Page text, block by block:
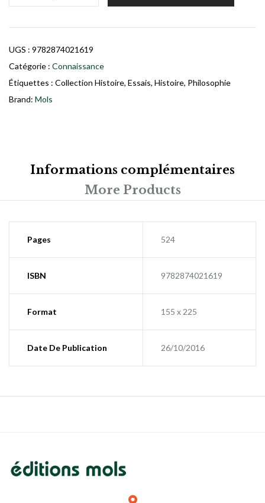
UGS : 9782874021619
Catégorie : Connaissance
Étiquettes : Collection Histoire, Essais, Histoire, Philosophie
Brand: Mols
Informations complémentaires
More Products
Pages 524
ISBN 9782874021619
Format 155 x 225
Date De Publication 26/10/2016